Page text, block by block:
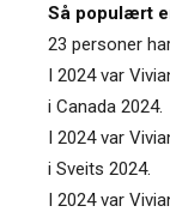
Så populært
23 personer
I 2024 var
i Canada 2024.
I 2024 var
i Sveits 2024.
I 2024 var